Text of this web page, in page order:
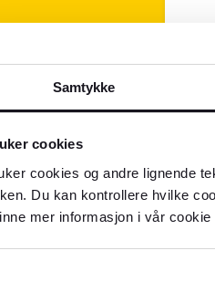
Samtykke
cookies
cookies og andre lignende
Du kan kontrollere hvilke
mer informasjon i vår cookie